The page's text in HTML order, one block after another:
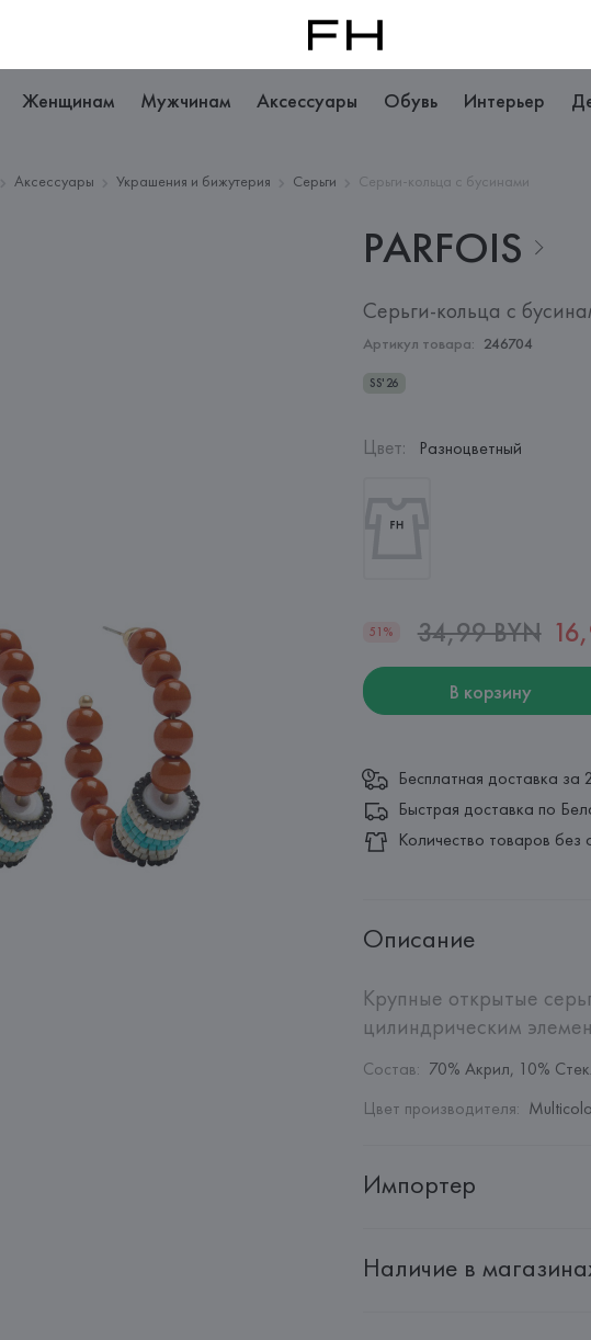
Женщинам Мужчинам Аксессуары Обувь Интерьер
Аксессуары Украшения и бижутерия Серьги Серьги-кольца с бусинами
PARFOIS
Серьги-кольца с
Артикул товара: 246704
SS'26
Цвет: Разноцветный
51% 34,99 BYN
В корзину
Бесплатная доставка за
Быстрая доставка по
Количество товаров без
Описание
Крупные открытые
цилиндрическим
Состав: 70% Акрил, 10%
Цвет производителя:
Импортер
Адрес: Республика
Наличие в